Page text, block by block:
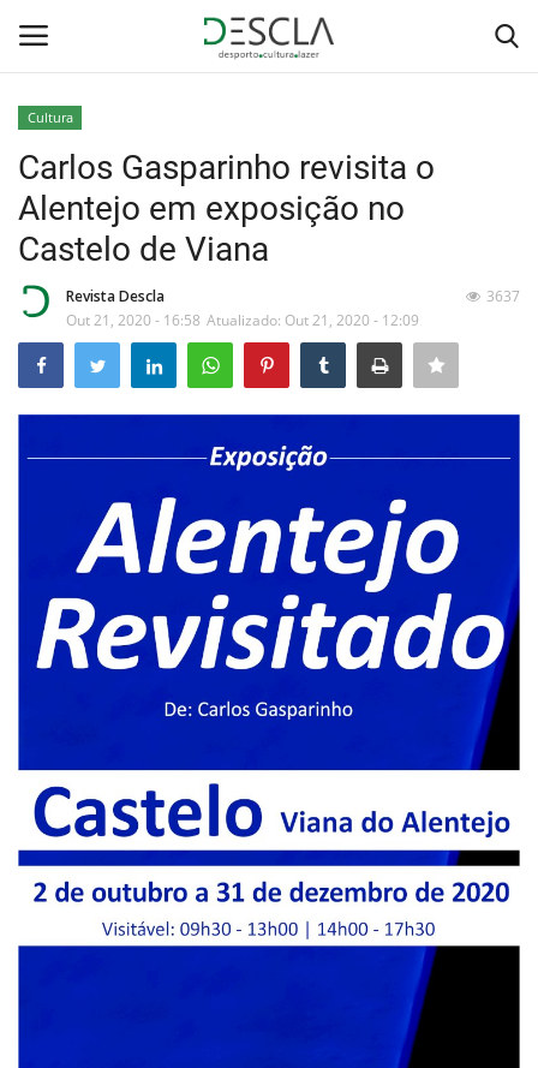
Home
Desporto
Sobre Nós
Educação
Estatuto Editorial
Saúde
Cultura
Lazer
Ambiente
Cultura
Carlos Gasparinho revisita o
Alentejo em exposição no
Castelo de Viana
Revista Descla
Out 21, 2020 - 16:58 Atualizado: Out 21, 2020 - 12:09
3637